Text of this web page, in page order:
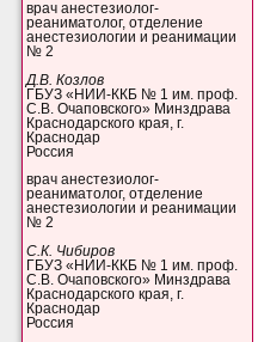
врач анестезиолог-
реаниматолог, отделение
анестезиологии и реанимации
№ 2
Д.В. Козлов
ГБУЗ «НИИ-ККБ № 1 им. проф.
С.В. Очаповского» Минздрава
Краснодарского края, г.
Краснодар
Россия
врач анестезиолог-
реаниматолог, отделение
анестезиологии и реанимации
№ 2
С.К. Чибиров
ГБУЗ «НИИ-ККБ № 1 им. проф.
С.В. Очаповского» Минздрава
Краснодарского края, г.
Краснодар
Россия